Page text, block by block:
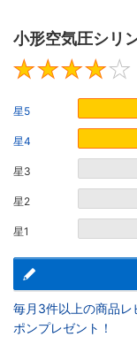
小形空気圧シリ
星5
星4
星3
星2
星1
毎月3件以上の商品
ポンプレゼント！